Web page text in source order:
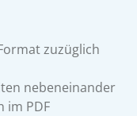
zuzüglich
nebeneinander
im PDF